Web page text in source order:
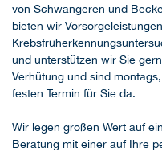
von Schwangeren und
bieten wir
und unterstützen wir Sie
Verhütung und sind
festen Termin für Sie da.
Wir legen großen Wert auf
Beratung mit einer auf Ihre